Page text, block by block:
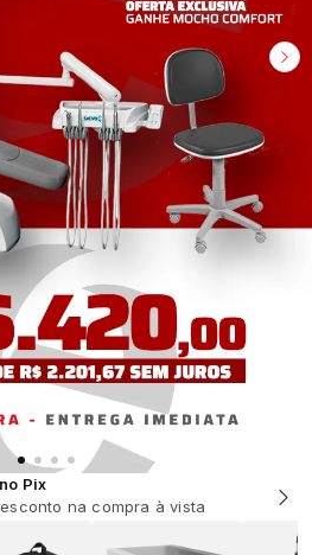
Juros
facilitado na sua compra